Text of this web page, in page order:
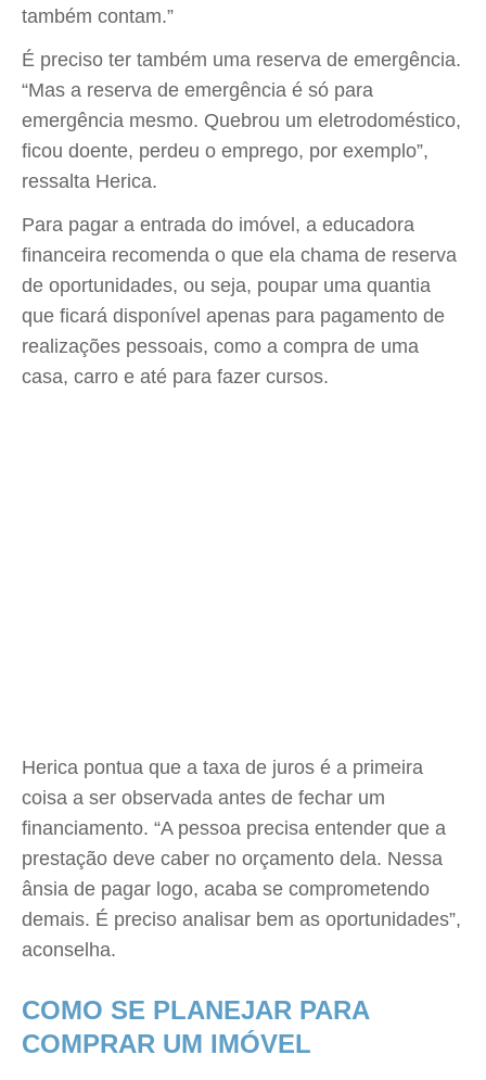
também contam.”
É preciso ter também uma reserva de emergência.
“Mas a reserva de emergência é só para
emergência mesmo. Quebrou um eletrodoméstico,
ficou doente, perdeu o emprego, por exemplo”,
ressalta Herica.
Para pagar a entrada do imóvel, a educadora
financeira recomenda o que ela chama de reserva
de oportunidades, ou seja, poupar uma quantia
que ficará disponível apenas para pagamento de
realizações pessoais, como a compra de uma
casa, carro e até para fazer cursos.
Herica pontua que a taxa de juros é a primeira
coisa a ser observada antes de fechar um
financiamento. “A pessoa precisa entender que a
prestação deve caber no orçamento dela. Nessa
ânsia de pagar logo, acaba se comprometendo
demais. É preciso analisar bem as oportunidades”,
aconselha.
COMO SE PLANEJAR PARA
COMPRAR UM IMÓVEL